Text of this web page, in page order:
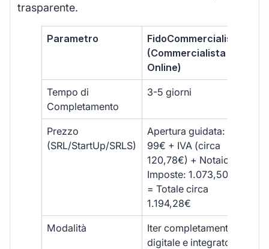
trasparente.
Parametro
FidoCommercialista
(Commercialista
Online)
Tempo di
Completamento
3-5 giorni
Prezzo
(SRL/StartUp/SRLS)
Apertura guidata:
99€ + IVA (circa
120,78€) + Notaio e
Imposte: 1.073,50€
= Totale circa
1.194,28€
Modalità
Iter completamente
digitale e integrato,